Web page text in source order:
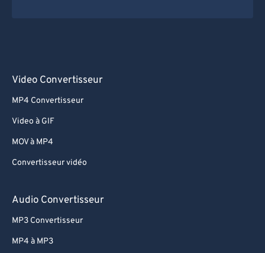
Video Convertisseur
MP4 Convertisseur
Video à GIF
MOV à MP4
Convertisseur vidéo
Audio Convertisseur
MP3 Convertisseur
MP4 à MP3